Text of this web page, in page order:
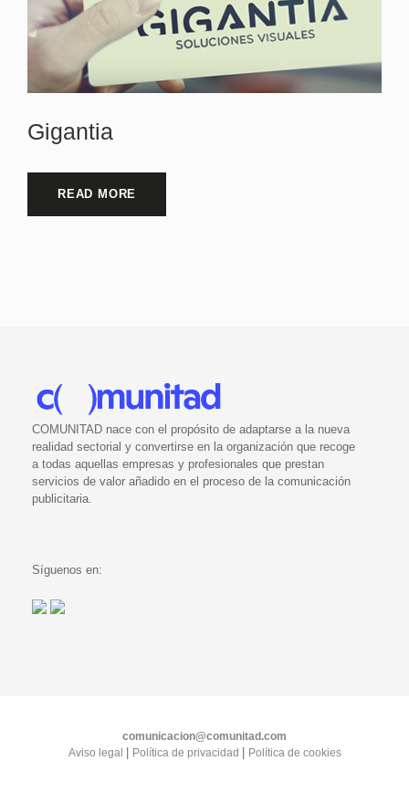
Gigantia
READ MORE
COMUNITAD nace con el propósito de adaptarse a la nueva
realidad sectorial y convertirse en la organización que recoge
a todas aquellas empresas y profesionales que prestan
servicios de valor añadido en el proceso de la comunicación
publicitaria.
Síguenos en:
comunicacion@comunitad.com
Aviso legal
Política de privacidad Política de cookies